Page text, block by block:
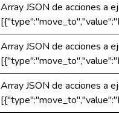
Array JSON de acciones a
Array JSON de acciones a
Array JSON de acciones a